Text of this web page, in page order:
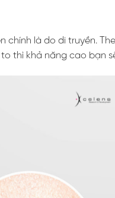
chính là do di truyền.
thì khả năng cao bạn